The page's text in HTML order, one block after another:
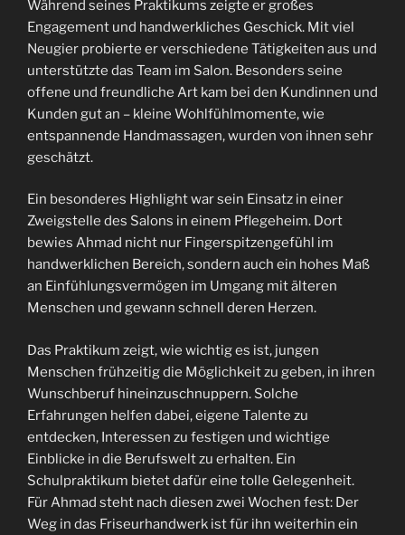
Während seines Praktikums zeigte er großes
Engagement und handwerkliches Geschick. Mit viel
Neugier probierte er verschiedene Tätigkeiten aus und
unterstützte das Team im Salon. Besonders seine
offene und freundliche Art kam bei den Kundinnen und
Kunden gut an – kleine Wohlfühlmomente, wie
entspannende Handmassagen, wurden von ihnen sehr
geschätzt.
Ein besonderes Highlight war sein Einsatz in einer
Zweigstelle des Salons in einem Pflegeheim. Dort
bewies Ahmad nicht nur Fingerspitzengefühl im
handwerklichen Bereich, sondern auch ein hohes Maß
an Einfühlungsvermögen im Umgang mit älteren
Menschen und gewann schnell deren Herzen.
Das Praktikum zeigt, wie wichtig es ist, jungen
Menschen frühzeitig die Möglichkeit zu geben, in ihren
Wunschberuf hineinzuschnuppern. Solche
Erfahrungen helfen dabei, eigene Talente zu
entdecken, Interessen zu festigen und wichtige
Einblicke in die Berufswelt zu erhalten. Ein
Schulpraktikum bietet dafür eine tolle Gelegenheit.
Für Ahmad steht nach diesen zwei Wochen fest: Der
Weg in das Friseurhandwerk ist für ihn weiterhin ein